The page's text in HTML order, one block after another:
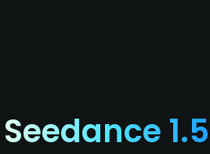
Seedance 1.5